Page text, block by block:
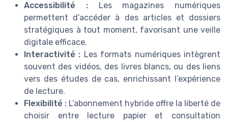
Accessibilité :Les magazines numériques
permettent d’accéder à des articles et dossiers
stratégiques à tout moment, favorisant une veille
digitale efficace.
Interactivité : Les formats numériques intègrent
souvent des vidéos, des livres blancs, ou des liens
vers des études de cas, enrichissant l’expérience
de lecture.
Flexibilité : L’abonnement hybride offre la liberté de
choisir entre lecture papier et consultation